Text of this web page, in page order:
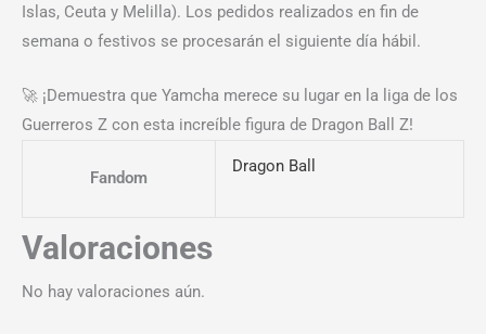
Islas, Ceuta y Melilla). Los pedidos realizados en fin de
semana o festivos se procesarán el siguiente día hábil.
🚀 ¡Demuestra que Yamcha merece su lugar en la liga de los
Guerreros Z con esta increíble figura de Dragon Ball Z!
Fandom
Dragon Ball
Valoraciones
No hay valoraciones aún.